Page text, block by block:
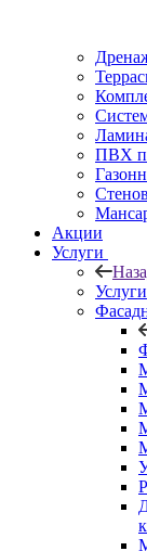
ПВХ
Акции
Услуги
Услуги